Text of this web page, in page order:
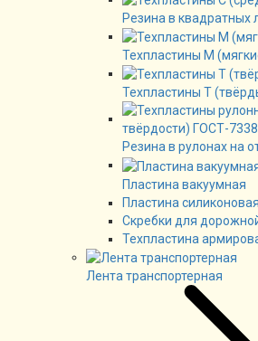
Резина в квадратных
Техпластины М
Техпластины Т
Резина в рулонах на
Пластина вакуумная
Пластина силиконовая
Скребки для
Техпластина
Лента транспортерная